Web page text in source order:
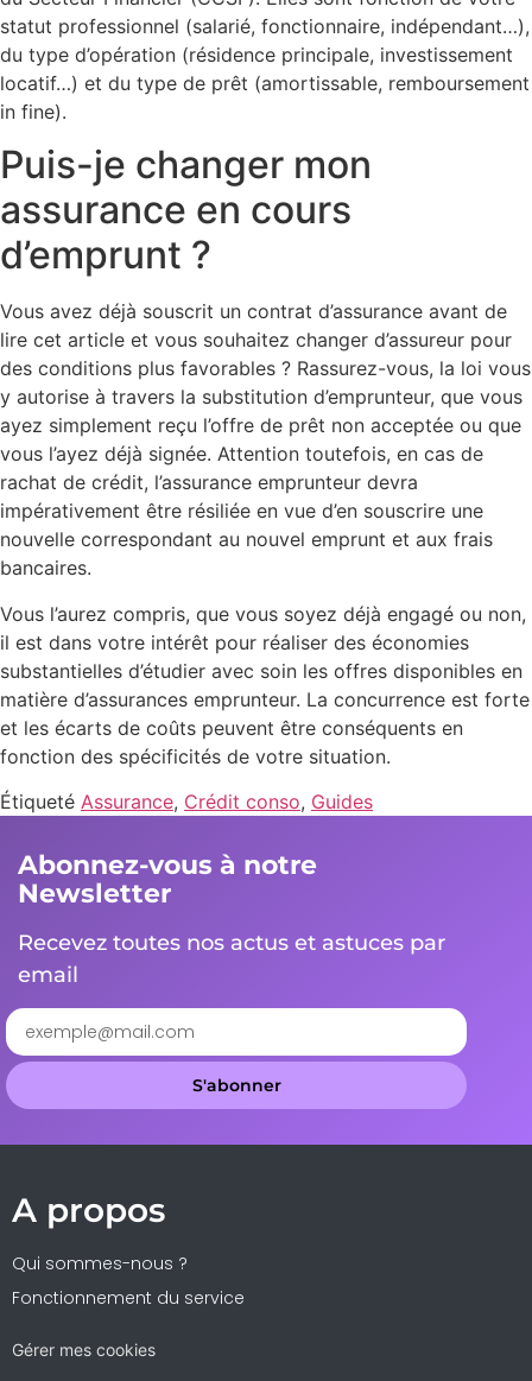
statut professionnel (salarié, fonctionnaire, indépendant…),
du type d’opération (résidence principale, investissement
locatif…) et du type de prêt (amortissable, remboursement
in fine).
Puis-je changer mon
assurance en cours
d’emprunt ?
Vous avez déjà souscrit un contrat d’assurance avant de
lire cet article et vous souhaitez changer d’assureur pour
des conditions plus favorables ? Rassurez-vous, la loi vous
y autorise à travers la substitution d’emprunteur, que vous
ayez simplement reçu l’offre de prêt non acceptée ou que
vous l’ayez déjà signée. Attention toutefois, en cas de
rachat de crédit, l’assurance emprunteur devra
impérativement être résiliée en vue d’en souscrire une
nouvelle correspondant au nouvel emprunt et aux frais
bancaires.
Vous l’aurez compris, que vous soyez déjà engagé ou non,
il est dans votre intérêt pour réaliser des économies
substantielles d’étudier avec soin les offres disponibles en
matière d’assurances emprunteur. La concurrence est forte
et les écarts de coûts peuvent être conséquents en
fonction des spécificités de votre situation.
Étiqueté Assurance, Crédit conso, Guides
Abonnez-vous à notre
Newsletter
Recevez toutes nos actus et astuces par
email
S'abonner
A propos
Qui sommes-nous ?
Fonctionnement du service
Gérer mes cookies